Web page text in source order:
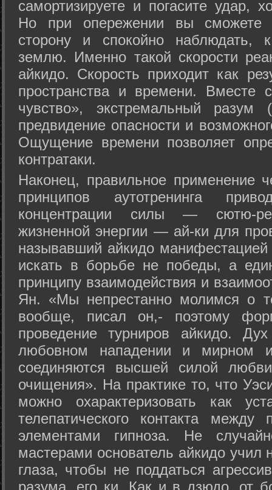
самортизируете и погасите удар,
Но при опережении вы сможете
сторону и спокойно наблюдать,
землю. Именно такой скорости
айкидо. Скорость приходит как
пространства и времени. Вместе
чувство», экстремальный разум
предвидение опасности и
Ощущение времени позволяет
контратаки.
Наконец, правильное применение
принципов аутотренинга
концентрации силы — сютю-
жизненной энергии — ай-ки для
называвший айкидо
искать в борьбе не победы, а
принципу взаимодействия и
Ян. «Мы непрестанно молимся о
вообще, писал он,- поэтому
проведение турниров айкидо.
любовном нападении и мирном
соединяются высшей силой
очищения». На практике то, что
можно охарактеризовать как
телепатического контакта между
элементами гипноза. Не
мастерами основатель айкидо учил
глаза, чтобы не поддаться
разума, его ки. Как и в дзюдо, от